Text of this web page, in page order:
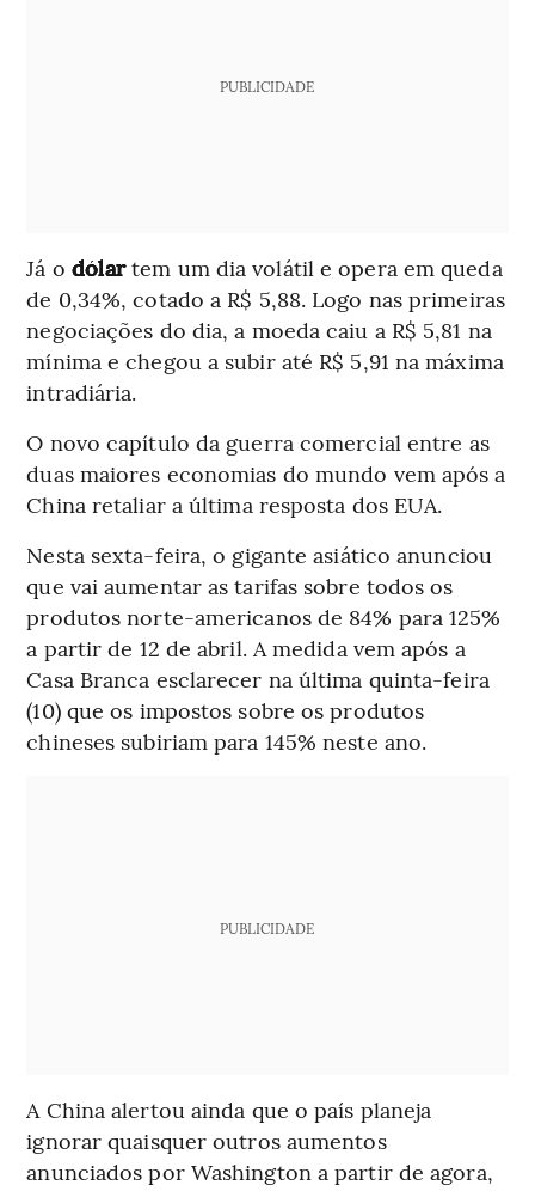
PUBLICIDADE
Já o dólartem um dia volátil e opera em queda
de 0,34%, cotado a R$ 5,88. Logo nas primeiras
negociações do dia, a moeda caiu a R$ 5,81 na
mínima e chegou a subir até R$ 5,91 na máxima
intradiária.
O novo capítulo da guerra comercial entre as
duas maiores economias do mundo vem após a
China retaliar a última resposta dos EUA.
Nesta sexta-feira, o gigante asiático anunciou
que vai aumentar as tarifas sobre todos os
produtos norte-americanos de 84% para 125%
a partir de 12 de abril. A medida vem após a
Casa Branca esclarecer na última quinta-feira
(10) que os impostos sobre os produtos
chineses subiriam para 145% neste ano.
PUBLICIDADE
A China alertou ainda que o país planeja
ignorar quaisquer outros aumentos
anunciados por Washington a partir de agora,